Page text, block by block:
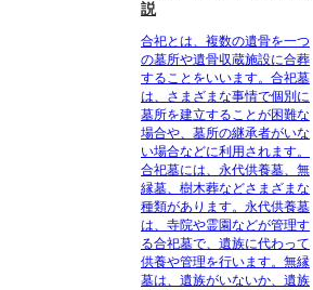
説
合祀とは、 複数の遺骨を一つ
の墓所や遺骨収蔵施設に合葬
すること をいいます。合祀墓
は、さまざまな事情で個別に
墓所を建立することが困難な
場合や、墓所の継承者がいな
い場合などに利用されます。
合祀墓には、永代供養墓、無
縁墓、樹木葬などさまざまな
種類があります。永代供養墓
は、 寺院や霊園などが管理す
る合祀墓で、遺族に代わって
供養や管理を行います。無縁
墓は、 遺族がいないか、遺族